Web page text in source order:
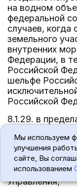
на водном
федеральной
случаев, когда
земельного
внутренних
Федерации, в
Российской
шельфе
Российской
8.1.29. в
работников
Агентству
территории
Управления;
Мы используем
улучшения
сайте, Вы
использованием